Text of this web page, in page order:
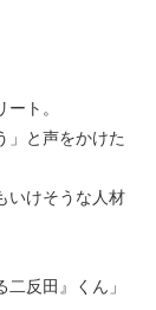
ト。
」と声をかけた
いけそうな人材
反田』くん」